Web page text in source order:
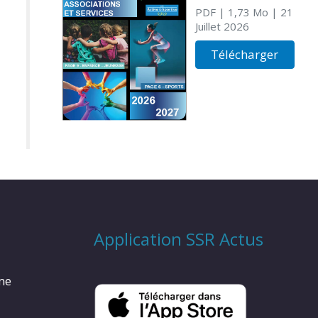
PDF| 1,73 Mo | 21
Juillet 2026
Télécharger
Application SSR Actus